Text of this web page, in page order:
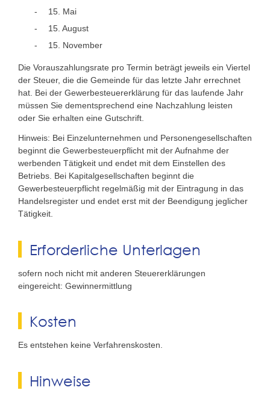
15. Mai
15. August
15. November
Die Vorauszahlungsrate pro Termin beträgt jeweils ein Viertel
der Steuer, die die Gemeinde für das letzte Jahr errechnet
hat. Bei der Gewerbesteuererklärung für das laufende Jahr
müssen Sie dementsprechend eine Nachzahlung leisten
oder Sie erhalten eine Gutschrift.
Hinweis: Bei Einzelunternehmen und Personengesellschaften
beginnt die Gewerbesteuerpflicht mit der Aufnahme der
werbenden Tätigkeit und endet mit dem Einstellen des
Betriebs. Bei Kapitalgesellschaften beginnt die
Gewerbesteuerpflicht regelmäßig mit der Eintragung in das
Handelsregister und endet erst mit der Beendigung jeglicher
Tätigkeit.
Erforderliche Unterlagen
sofern noch nicht mit anderen Steuererklärungen
eingereicht: Gewinnermittlung
Kosten
Es entstehen keine Verfahrenskosten.
Hinweise